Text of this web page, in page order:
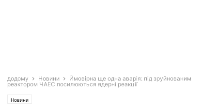
додому Новини
Ймовірна ще одна аварія: під зруйнованим
реактором ЧАЕС посилюються ядерні реакції
Новини